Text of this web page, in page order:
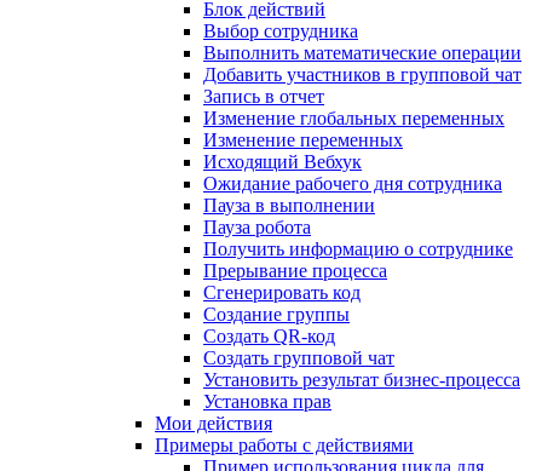
Блок действий
Выбор сотрудника
Выполнить математические операции
Добавить участников в групповой чат
Запись в отчет
Изменение глобальных переменных
Изменение переменных
Исходящий Вебхук
Ожидание рабочего дня сотрудника
Пауза в выполнении
Пауза робота
Получить информацию о сотруднике
Прерывание процесса
Сгенерировать код
Создание группы
Создать QR-код
Создать групповой чат
Установить результат бизнес-процесса
Установка прав
Мои действия
Примеры работы с действиями
Пример использования цикла для